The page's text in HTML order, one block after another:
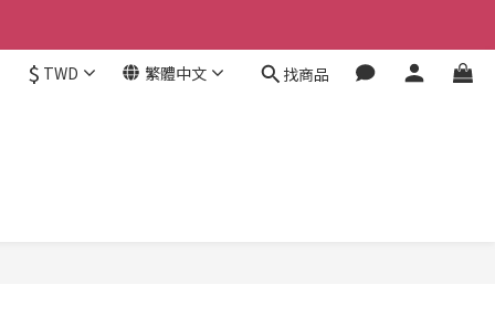
$ TWD 繁體中文 找商品